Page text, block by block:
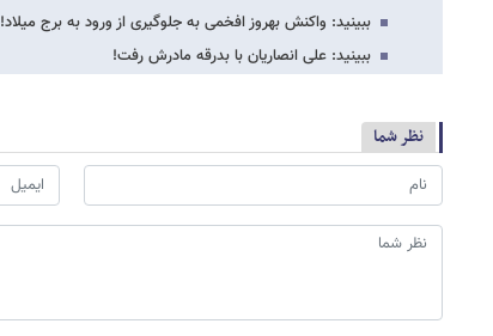
ببینید: واکنش بهروز افخمی به جلوگیری از ورود به برج میلاد!
ببینید: علی انصاریان با بدرقه مادرش رفت!
نظر شما